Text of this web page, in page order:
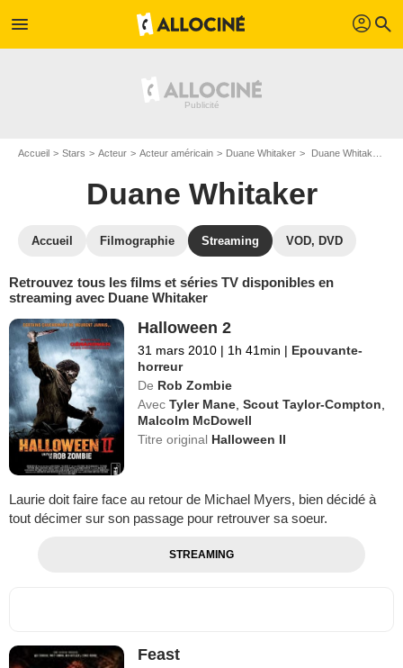
menu profil search
Accueil Stars Acteur Acteur américain Duane Whitaker Duane Whitaker : Films et séries online
Duane Whitaker
Accueil Filmographie Streaming VOD, DVD
Retrouvez tous les films et séries TV disponibles en
streaming avec Duane Whitaker
Halloween 2
31 mars 2010 | 1h 41min | Epouvante-
horreur
De Rob Zombie
Avec Tyler Mane ,Scout Taylor-Compton
Malcolm McDowell
Titre original Halloween II
Laurie doit faire face au retour de Michael Myers, bien décidé à
tout décimer sur son passage pour retrouver sa soeur.
STREAMING
Feast